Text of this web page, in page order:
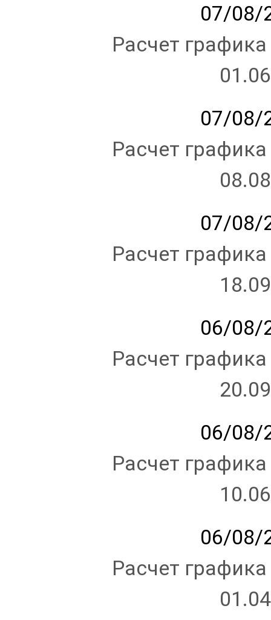
07/08/
Расчет
07/08/
Расчет
07/08/
Расчет
06/08/
Расчет
06/08/
Расчет
06/08/
Расчет